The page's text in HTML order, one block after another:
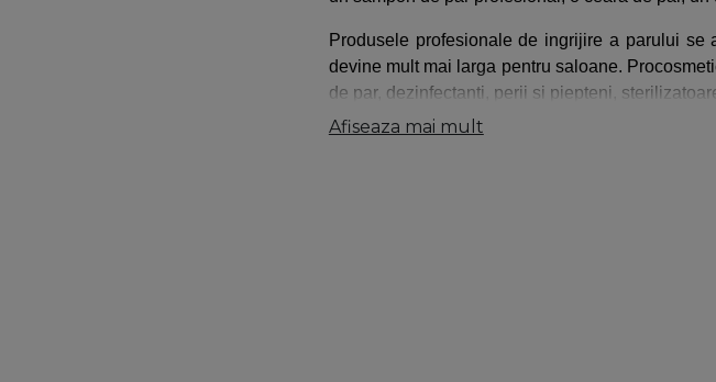
Produsele profesionale de ingrijire a parului se
devine mult mai larga pentru saloane.
de par, dezinfectanti, perii si piepteni,
Procosmetic iti pune la dispozitie o gama vasta
Afiseaza mai mult